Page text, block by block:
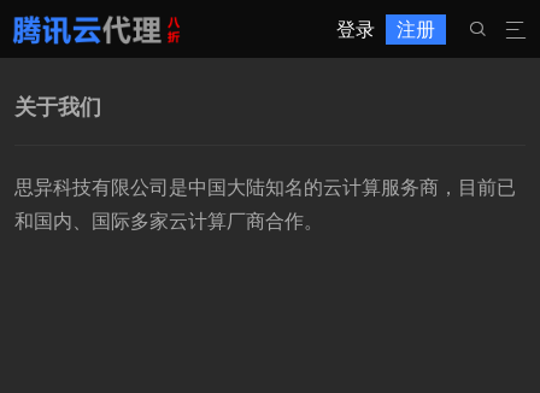
登录 注册 

关于我们
思异科技有限公司是中国大陆知名的云计算服务商，目前已
和国内、国际多家云计算厂商合作。